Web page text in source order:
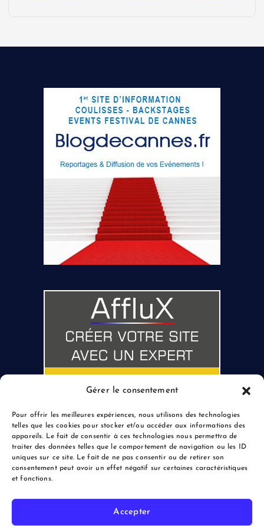
Gérer le consentement
Pour offrir les meilleures expériences, nous utilisons des technologies
telles que les cookies pour stocker et/ou accéder aux informations des
appareils. Le fait de consentir à ces technologies nous permettra de
traiter des données telles que le comportement de navigation ou les ID
uniques sur ce site. Le fait de ne pas consentir ou de retirer son
consentement peut avoir un effet négatif sur certaines caractéristiques
et fonctions.
Accepter
Copyright © 2026 le Blogreporter | Powered by Afflux.info